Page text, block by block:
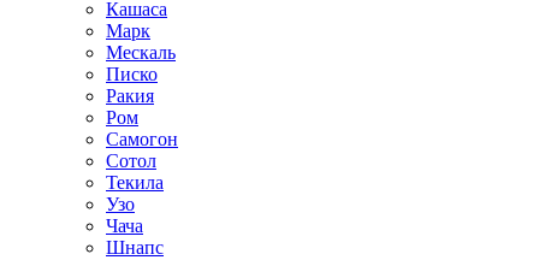
Кашаса
Марк
Мескаль
Писко
Ракия
Ром
Самогон
Сотол
Текила
Узо
Чача
Шнапс